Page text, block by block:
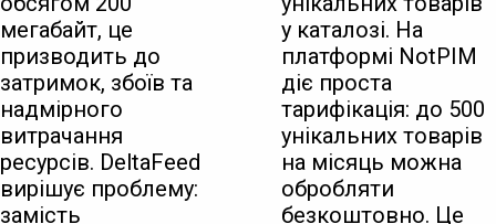
мегабайт, це
призводить до
затримок, збоїв та
надмірного
витрачання
ресурсів. DeltaFeed
вирішує проблему:
замість
у каталозі. На
платформі NotPIM
діє проста
тарифікація: до 500
унікальних товарів
на місяць можна
обробляти
безкоштовно. Це